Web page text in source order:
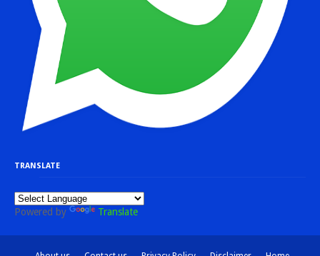
TRANSLATE
Powered by Translate